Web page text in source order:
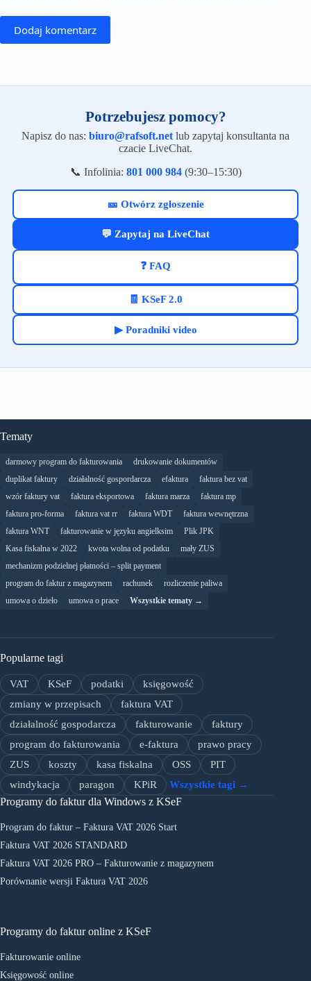
Dodaj komentarz
Potrzebujesz pomocy?
Napisz do nas: biuro@rafsoft.netlub zapytaj konsultanta na
czacie LiveChat.
📞 Infolinia: 801 000 984(9:30–15:30)
🎫 Otwórz zgłoszenie
💬 Zapytaj na LiveChat
❓ FAQ
🧾 KSeF 2.0
▶ Poradniki video
Tematy
darmowy program do fakturowania
drukowanie dokumentów
duplikat faktury
działalność gospordarcza efaktura
faktura bez vat
wzór faktury vat
faktura eksportowa faktura marza
faktura mp
faktura pro-forma
faktura vat rr faktura WDT
faktura wewnętrzna
faktura WNT
fakturowanie w języku angielksim
Plik JPK
Kasa fiskalna w 2022
kwota wolna od podatku
mały ZUS
mechanizm podzielnej płatności – split payment
program do faktur z magazynem
rachunek
rozliczenie paliwa
umowa o dzieło
umowa o prace Wszystkie tematy →
Popularne tagi
VAT KSeF podatki
księgowość
zmiany w przepisach
faktura VAT
działalność gospodarcza
fakturowanie
faktury
program do fakturowania
e-faktura
prawo pracy
ZUS
koszty kasa fiskalna OSS
PIT
windykacja
paragon KPiR Wszystkie tagi →
Programy do faktur dla Windows z KSeF
Program do faktur – Faktura VAT 2026 Start
Faktura VAT 2026 STANDARD
Faktura VAT 2026 PRO – Fakturowanie z magazynem
Porównanie wersji Faktura VAT 2026
Programy do faktur online z KSeF
Fakturowanie online
Księgowość online